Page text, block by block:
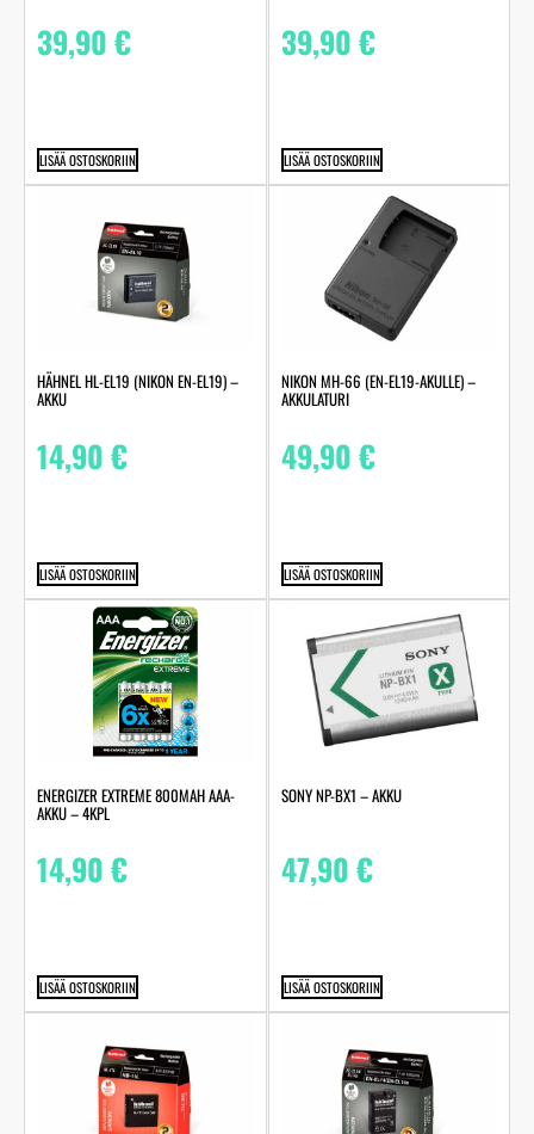
39,90€
LISÄÄ OSTOSKORIIN
39,90€
LISÄÄ OSTOSKORIIN
HÄHNEL HL-EL19 (NIKON EN-EL19) –
AKKU
14,90€
LISÄÄ OSTOSKORIIN
NIKON MH-66 (EN-EL19-AKULLE) –
AKKULATURI
49,90€
LISÄÄ OSTOSKORIIN
ENERGIZER EXTREME 800MAH AAA-
AKKU – 4KPL
14,90€
LISÄÄ OSTOSKORIIN
SONY NP-BX1 – AKKU
47,90€
LISÄÄ OSTOSKORIIN